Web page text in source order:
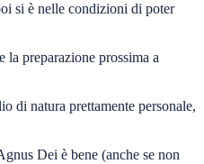
si è nelle condizioni di poter
la preparazione prossima a
di natura prettamente personale,
Dei è bene (anche se non